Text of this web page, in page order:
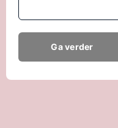
Ga verder